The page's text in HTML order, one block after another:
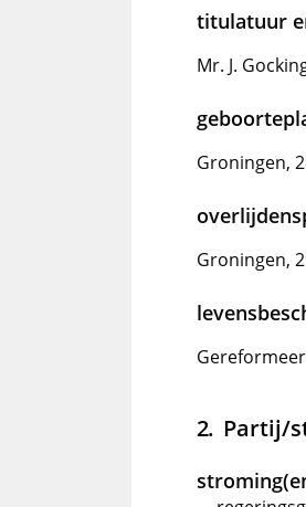
titulatuur
Mr. J.
Groningen,
Groningen,
Partij/